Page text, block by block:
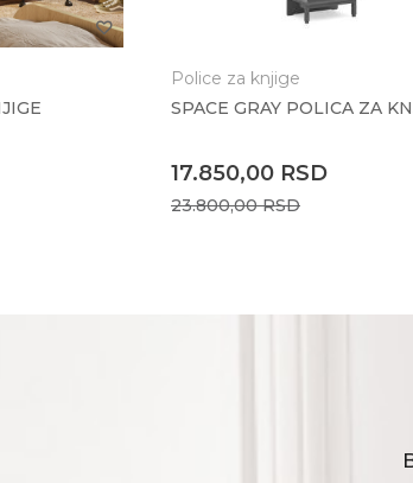
Police za knjige
SPACE GRAY POLICA ZA
17.850,00 RSD
23.800,00RSD